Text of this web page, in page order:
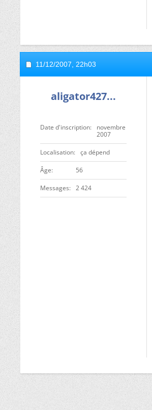
11/12/2007, 22h03
aligator427...
Date d'inscription
novembre
2007
Localisation ça dépend
ge 56
Messages 2 424